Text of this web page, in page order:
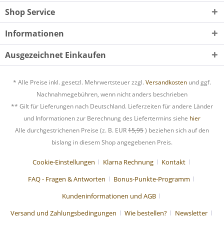
Shop Service
Informationen
Ausgezeichnet Einkaufen
* Alle Preise inkl. gesetzl. Mehrwertsteuer zzgl. Versandkosten und ggf.
Nachnahmegebühren, wenn nicht anders beschrieben
** Gilt für Lieferungen nach Deutschland. Lieferzeiten für andere Länder
und Informationen zur Berechnung des Liefertermins siehe hier
Alle durchgestrichenen Preise (z. B. EUR15,95) beziehen sich auf den
bislang in diesem Shop angegebenen Preis.
Cookie-Einstellungen Klarna Rechnung
Kontakt
FAQ - Fragen & Antworten
Bonus-Punkte-Programm
Kundeninformationen und AGB
Versand und Zahlungsbedingungen
Wie bestellen?
Newsletter